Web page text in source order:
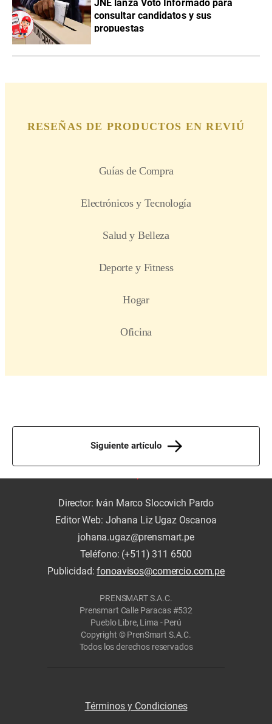
JNE lanza Voto Informado para
consultar candidatos y sus
propuestas
Siguiente artículo
Director: Iván Marco Slocovich Pardo
Editor Web: Johana Liz Ugaz Oscanoa
johana.ugaz@prensmart.pe
Teléfono: (+511) 311 6500
Publicidad:fonoavisos@comercio.com.pe
PRENSMART S.A.C.
Prensmart Calle Paracas #532
Pueblo Libre, Lima - Perú
Copyright © PrenSmart S.A.C.
Todos los derechos reservados
Términos y Condiciones